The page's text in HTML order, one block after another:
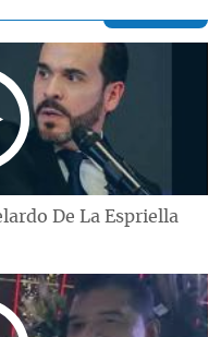
De La Espriella